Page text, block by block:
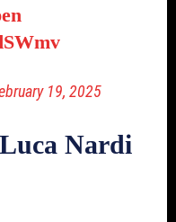
19, 2025
Nardi